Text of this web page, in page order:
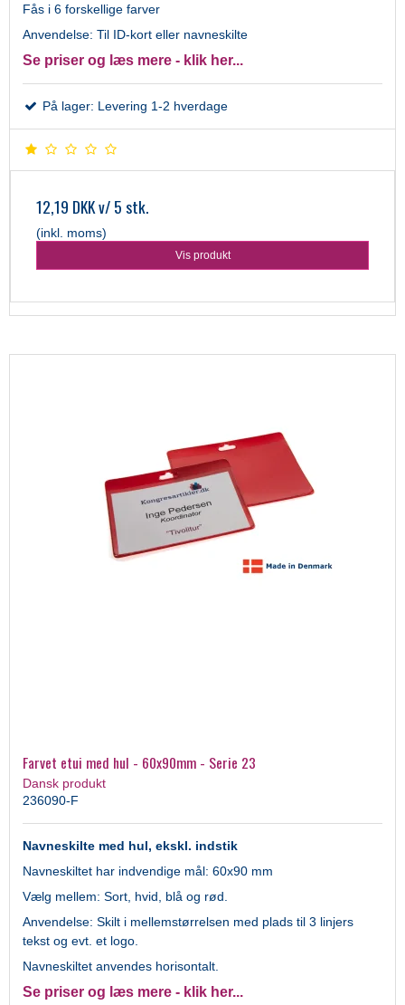
Fås i 6 forskellige farver
Anvendelse: Til ID-kort eller navneskilte
Se priser og læs mere - klik her...
På lager: Levering 1-2 hverdage
12,19 DKKv/ 5 stk.
(inkl. moms)
Vis produkt
Farvet etui med hul - 60x90mm - Serie 23
Dansk produkt
236090-F
Navneskilte med hul, ekskl. indstik
Navneskiltet har indvendige mål: 60x90 mm
Vælg mellem: Sort, hvid, blå og rød.
Anvendelse: Skilt i mellemstørrelsen med plads til 3 linjers
tekst og evt. et logo.
Navneskiltet anvendes horisontalt.
Se priser og læs mere - klik her...